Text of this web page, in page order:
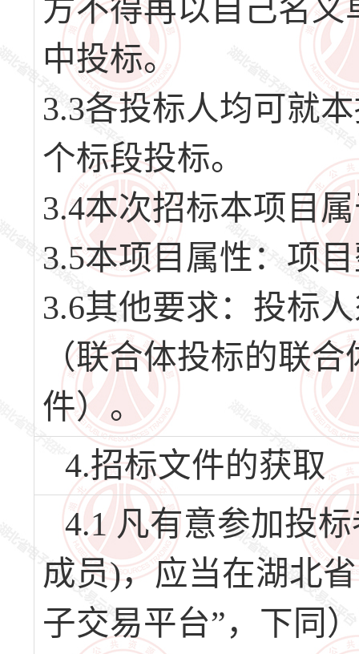
方不得再以自己名
中投标。
3.3各投标人均可就
个标段投标。
3.4本次招标本项目
3.5本项目属性：项
3.6其他要求：投标
（联合体投标的联
件）。
4.招标文件的获取
4.1 凡有意参加投
成员)，应当在湖北
子交易平台”，下同